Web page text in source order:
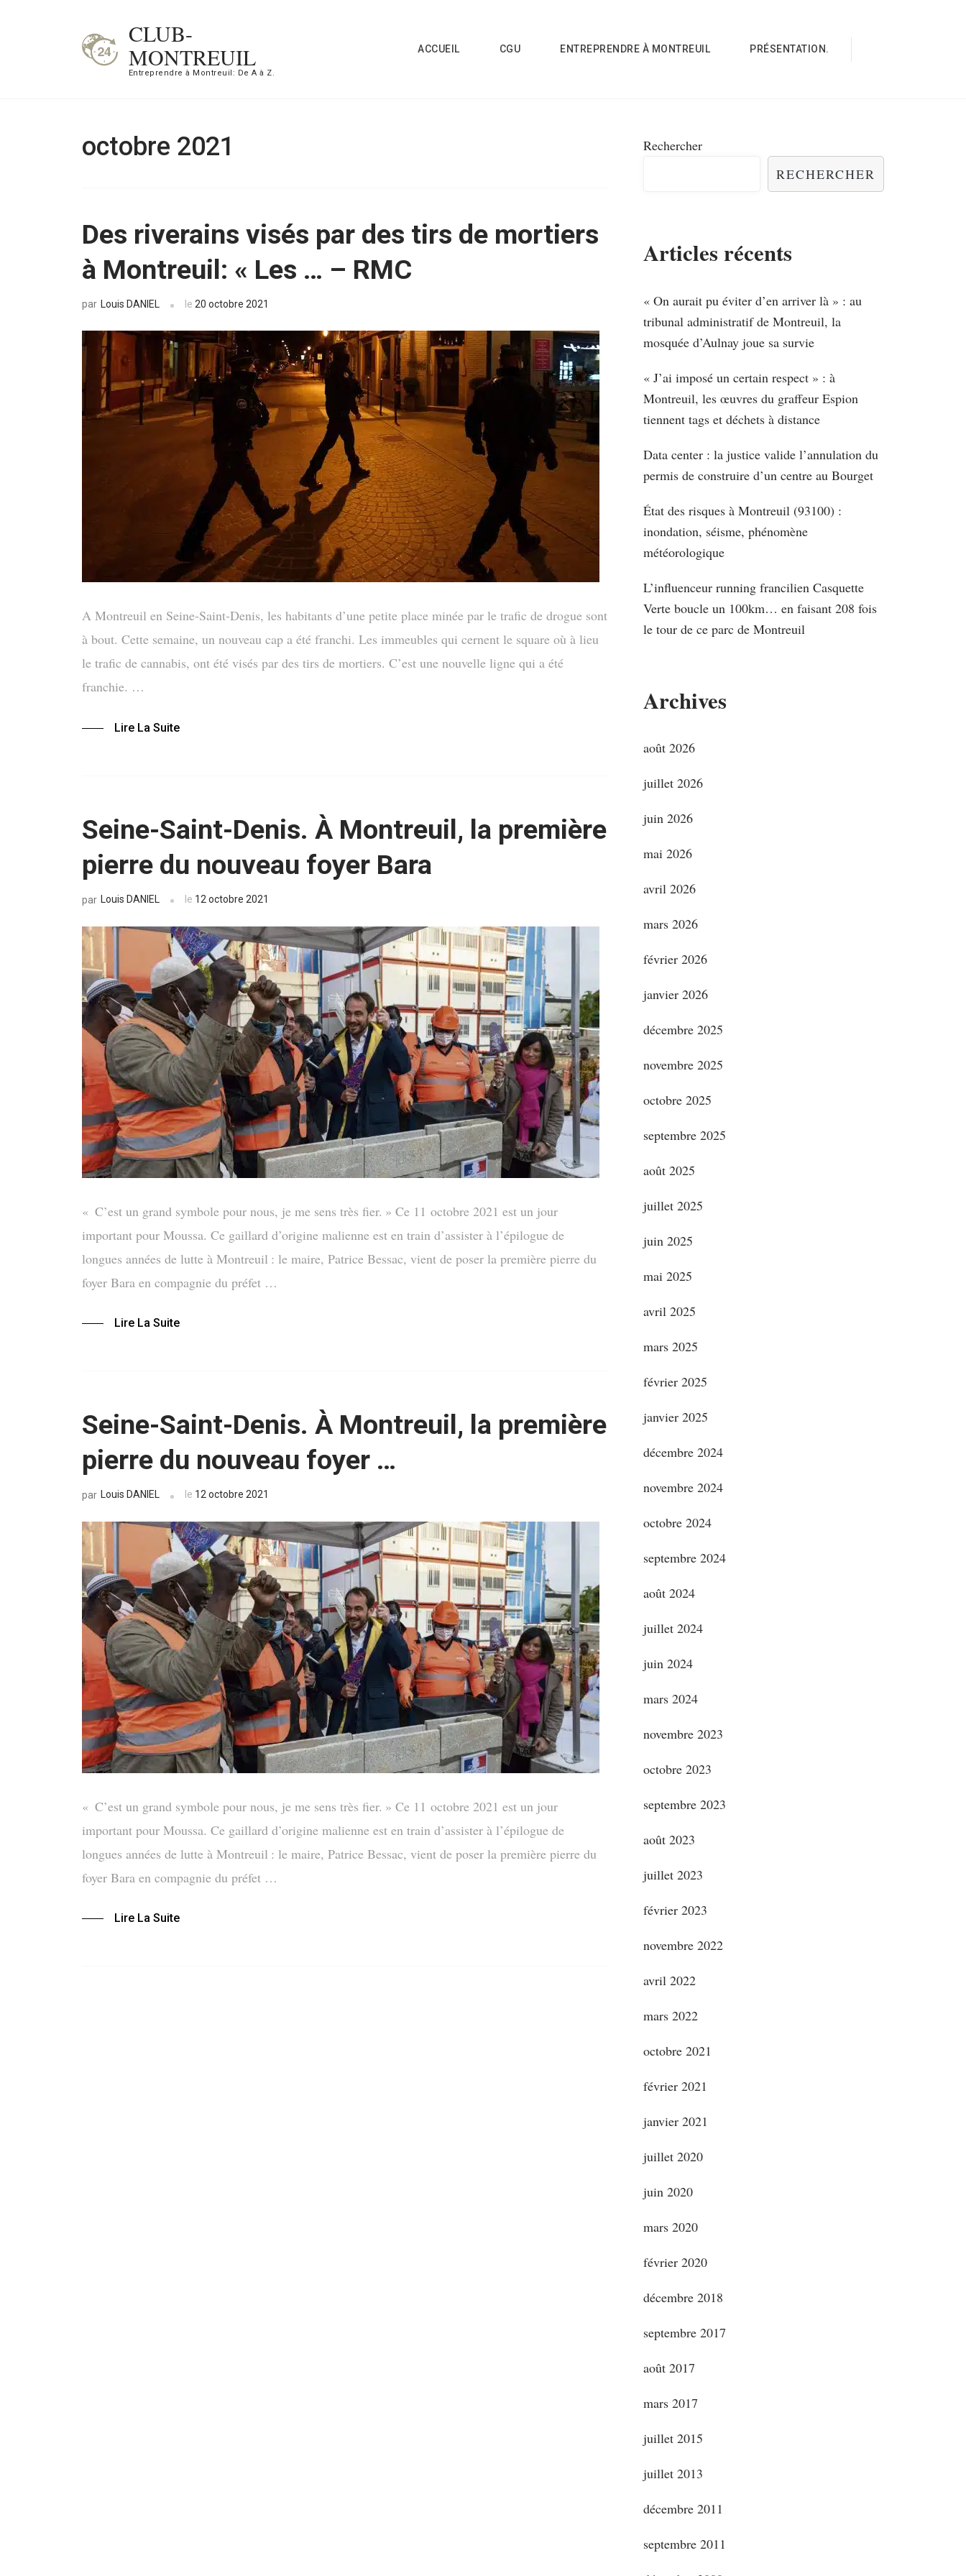
CLUB-
MONTREUIL
Entreprendre à Montreuil: De A à Z.
ACCUEIL CGU ENTREPRENDRE À MONTREUIL PRÉSENTATION.
octobre 2021
Des riverains visés par des tirs de mortiers
à Montreuil: « Les … – RMC
par Louis DANIEL le 20 octobre 2021
A Montreuil en Seine-Saint-Denis, les habitants d’une petite place minée par le trafic de drogue sont
à bout. Cette semaine, un nouveau cap a été franchi. Les immeubles qui cernent le square où à lieu
le trafic de cannabis, ont été visés par des tirs de mortiers. C’est une nouvelle ligne qui a été
franchie. …
Lire La Suite
Seine-Saint-Denis. À Montreuil, la première
pierre du nouveau foyer Bara
par Louis DANIEL le 12 octobre 2021
« C’est un grand symbole pour nous, je me sens très fier. » Ce 11 octobre 2021 est un jour
important pour Moussa. Ce gaillard d’origine malienne est en train d’assister à l’épilogue de
longues années de lutte à Montreuil : le maire, Patrice Bessac, vient de poser la première pierre du
foyer Bara en compagnie du préfet …
Lire La Suite
Seine-Saint-Denis. À Montreuil, la première
pierre du nouveau foyer …
par Louis DANIEL le 12 octobre 2021
« C’est un grand symbole pour nous, je me sens très fier. » Ce 11 octobre 2021 est un jour
important pour Moussa. Ce gaillard d’origine malienne est en train d’assister à l’épilogue de
longues années de lutte à Montreuil : le maire, Patrice Bessac, vient de poser la première pierre du
foyer Bara en compagnie du préfet …
Lire La Suite
Rechercher
RECHERCHER
Articles récents
« On aurait pu éviter d’en arriver là » : au
tribunal administratif de Montreuil, la
mosquée d’Aulnay joue sa survie
« J’ai imposé un certain respect » : à
Montreuil, les œuvres du graffeur Espion
tiennent tags et déchets à distance
Data center : la justice valide l’annulation du
permis de construire d’un centre au Bourget
État des risques à Montreuil (93100) :
inondation, séisme, phénomène
météorologique
L’influenceur running francilien Casquette
Verte boucle un 100km… en faisant 208 fois
le tour de ce parc de Montreuil
Archives
août 2026
juillet 2026
juin 2026
mai 2026
avril 2026
mars 2026
février 2026
janvier 2026
décembre 2025
novembre 2025
octobre 2025
septembre 2025
août 2025
juillet 2025
juin 2025
mai 2025
avril 2025
mars 2025
février 2025
janvier 2025
décembre 2024
novembre 2024
octobre 2024
septembre 2024
août 2024
juillet 2024
juin 2024
mars 2024
novembre 2023
octobre 2023
septembre 2023
août 2023
juillet 2023
février 2023
novembre 2022
avril 2022
mars 2022
octobre 2021
février 2021
janvier 2021
juillet 2020
juin 2020
mars 2020
février 2020
décembre 2018
septembre 2017
août 2017
mars 2017
juillet 2015
juillet 2013
décembre 2011
septembre 2011